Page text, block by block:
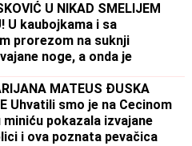
U NIKAD SMELIJEM
U kaubojkama i sa
prorezom na suknji
noge, a onda je
nego što je planirala
MATEUS ĐUSKA
Uhvatili smo je na Cecinom
miniću pokazala izvajane
i ova poznata pevačica